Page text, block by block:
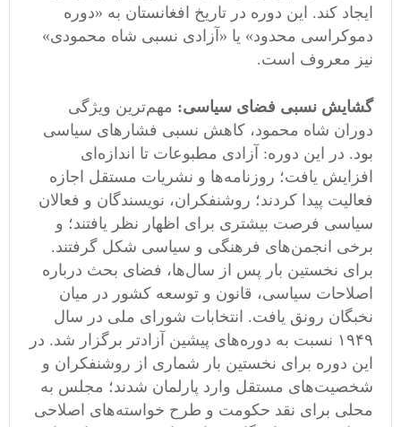
ایجاد کند. این دوره در تاریخ افغانستان به «دوره
دموکراسی محدود» یا «آزادی نسبی شاه محمودی»
نیز معروف است.
گشایش نسبی فضای سیاسی: مهم‌ترین ویژگی
دوران شاه محمود، کاهش نسبی فشارهای سیاسی
بود. در این دوره: آزادی مطبوعات تا اندازه‌ای
افزایش یافت؛ روزنامه‌ها و نشریات مستقل اجازه
فعالیت پیدا کردند؛ روشنفکران، نویسندگان و فعالان
سیاسی فرصت بیشتری برای اظهار نظر یافتند؛ و
برخی انجمن‌های فرهنگی و سیاسی شکل گرفتند.
برای نخستین بار پس از سال‌ها، فضای بحث درباره
اصلاحات سیاسی، قانون و توسعه کشور در میان
نخبگان رونق یافت. انتخابات شورای ملی در سال
۱۹۴۹ نسبت به دوره‌های پیشین آزادتر برگزار شد. در
این دوره برای نخستین بار شماری از روشنفکران و
شخصیت‌های مستقل وارد پارلمان شدند؛ مجلس به
محلی برای نقد حکومت و طرح خواسته‌های اصلاحی